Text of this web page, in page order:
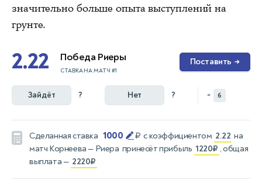
значительно больше опыта выступлений на
грунте.
2.22 Победа Риеры
СТАВКА НА МАТЧ #1
Поставить →
Зайдёт ? Нет ? = 6
Сделанная ставка 1000 ₽ с коэффициентом 2.22 на
матч Корнеева — Риера принесёт прибыль 1220₽ , общая
выплата — 2220₽